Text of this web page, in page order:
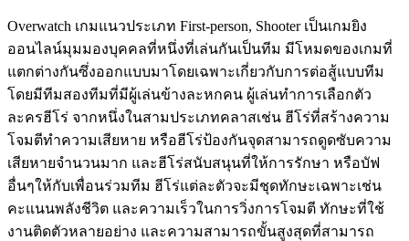
Overwatch เกมแนวประเภท First-person, Shooter เป็นเกมยิง
ออนไลน์มุมมองบุคคลที่หนึ่งที่เล่นกันเป็นทีม มีโหมดของเกมที่
แตกต่างกันซึ่งออกแบบมาโดยเฉพาะเกี่ยวกับการต่อสู้แบบทีม
โดยมีทีมสองทีมที่มีผู้เล่นข้างละหกคน ผู้เล่นทำการเลือกตัว
ละครฮีโร่ จากหนึ่งในสามประเภทคลาสเช่น ฮีโร่ที่สร้างความ
โจมตีทำความเสียหาย หรือฮีโร่ป้องกันจุดสามารถดูดซับความ
เสียหายจำนวนมาก และฮีโร่สนับสนุนที่ให้การรักษา หรือบัฟ
อื่นๆให้กับเพื่อนร่วมทีม ฮีโร่แต่ละตัวจะมีชุดทักษะเฉพาะเช่น
คะแนนพลังชีวิต และความเร็วในการวิ่งการโจมตี ทักษะที่ใช้
งานติดตัวหลายอย่าง และความสามารถขั้นสูงสุดที่สามารถ